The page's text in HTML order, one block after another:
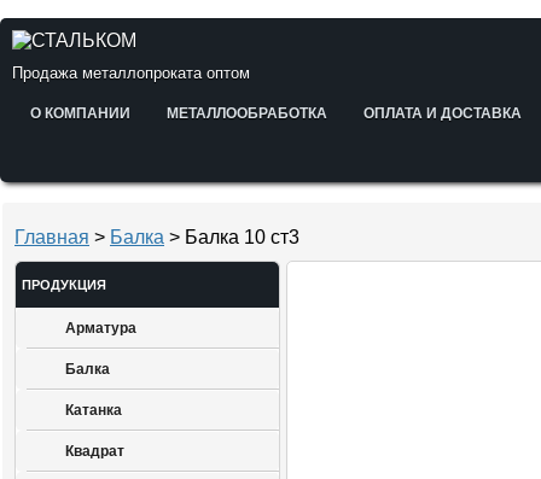
Продажа металлопроката оптом
О КОМПАНИИ МЕТАЛЛООБРАБОТКА ОПЛАТА И ДОСТАВКА
Главная > Балка > Балка 10 ст3
ПРОДУКЦИЯ
Арматура
Балка
Катанка
Квадрат